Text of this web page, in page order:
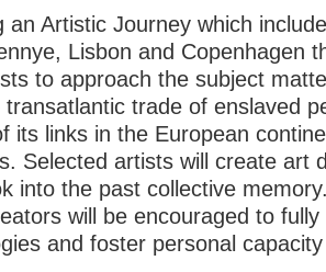
an Artistic Journey which
Lisbon and Copenhagen
to approach the subject
transatlantic trade of enslaved
its links in the European
Selected artists will create art
into the past collective
will be encouraged to
and foster personal